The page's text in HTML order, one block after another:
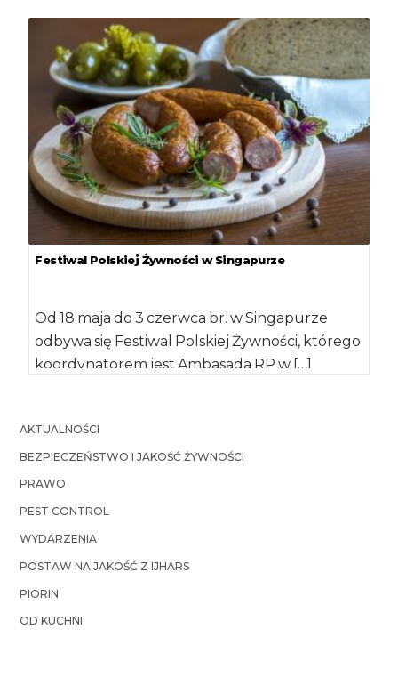
Festiwal Polskiej Żywności w Singapurze
Od 18 maja do 3 czerwca br. w Singapurze
odbywa się Festiwal Polskiej Żywności, którego
koordynatorem jest Ambasada RP w […]
AKTUALNOŚCI
BEZPIECZEŃSTWO I JAKOŚĆ ŻYWNOŚCI
PRAWO
PEST CONTROL
WYDARZENIA
POSTAW NA JAKOŚĆ Z IJHARS
PIORIN
OD KUCHNI